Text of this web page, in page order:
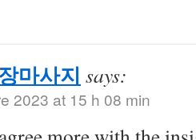
마사지 says:
2023 at 15 h 08 min